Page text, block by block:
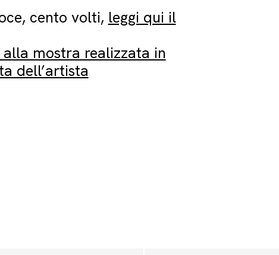
cento volti, leggi qui il
mostra realizzata in
dell’artista